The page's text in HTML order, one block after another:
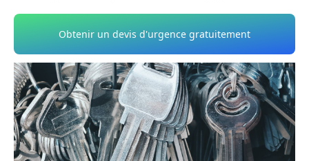
Obtenir un devis d'urgence gratuitement